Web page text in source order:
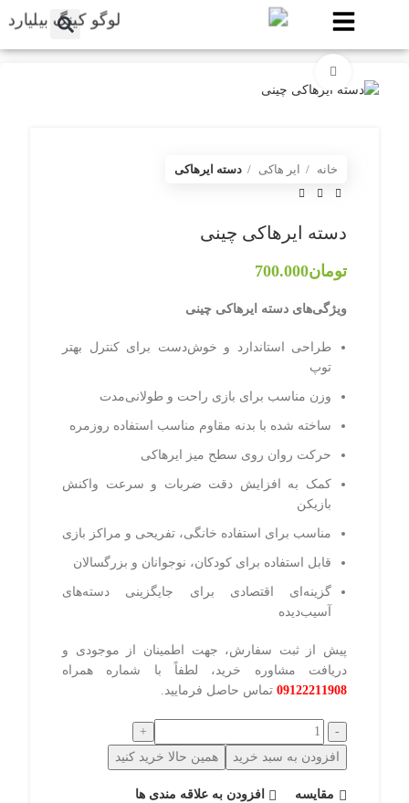
خانه ایر هاکی دسته ایرهاکی
دسته ایرهاکی چینی
تومان700.000
ویژگی‌های دسته ایرهاکی چینی
طراحی استاندارد و خوش‌دست برای کنترل بهتر
توپ
وزن مناسب برای بازی راحت و طولانی‌مدت
ساخته شده با بدنه مقاوم مناسب استفاده روزمره
حرکت روان روی سطح میز ایرهاکی
کمک به افزایش دقت ضربات و سرعت واکنش
بازیکن
مناسب برای استفاده خانگی، تفریحی و مراکز بازی
قابل استفاده برای کودکان، نوجوانان و بزرگسالان
گزینه‌ای اقتصادی برای جایگزینی دسته‌های
آسیب‌دیده
پیش از ثبت سفارش، جهت اطمینان از موجودی و
دریافت مشاوره خرید، لطفاً با شماره همراه
09122211908 تماس حاصل فرمایید.
افزودن به سبد خرید همین حالا خرید کنید
مقایسه افزودن به علاقه مندی ها